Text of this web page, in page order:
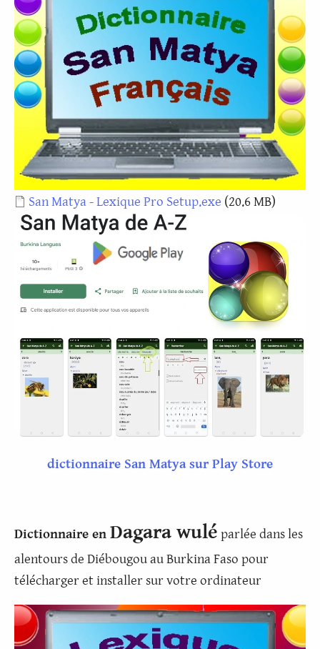
Document
San Matya - Lexique Pro Setup.exe (20.6 MB)
dictionnaire San Matya sur Play Store
Dictionnaire en Dagara wulé parlée dans les
alentours de Diébougou au Burkina Faso pour
télécharger et installer sur votre ordinateur